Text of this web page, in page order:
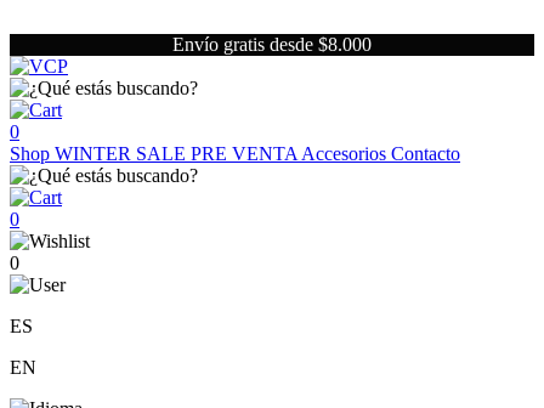
Envío gratis desde $8.000
0
Shop WINTER SALE PRE VENTA Accesorios Contacto
0
0
ES
EN